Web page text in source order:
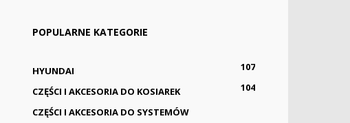
POPULARNE KATEGORIE
HYUNDAI
107
CZĘŚCI I AKCESORIA DO KOSIAREK
104
CZĘŚCI I AKCESORIA DO SYSTEMÓW